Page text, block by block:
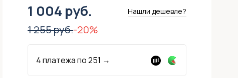
1 004 руб. Нашли дешевле?
1 255 руб.-20%
4 платежа по251 →